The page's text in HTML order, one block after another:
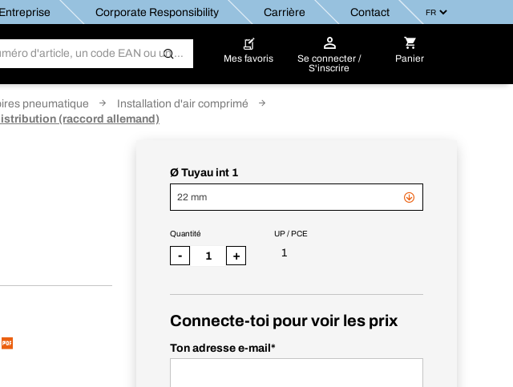
Entreprise Corporate Responsibility Carrière Contact
Mes favoris
Se connecter /
S'inscrire
Panier
pneumatique
Installation d'air comprimé
(raccord allemand)
Ø Tuyau int 1
22 mm
UP / PCE
1
Quantité
- +
Connecte-toi pour voir les prix
Ton adresse e-mail *